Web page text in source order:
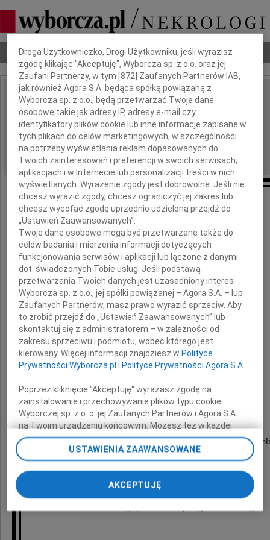
Nekrologi Odeszli Poradnik pogrzebowy
IMIĘ I NAZWISKO: Maria Berzyńska
REGION: cała Polska
DATA EMISJI: 06.03.2024
Z ogromnym smutkiem zawiadamiamy,
że 3 marca 2024 roku zmarła
nasza kochana Mama, Babcia i Prababcia
Maria Berzyńska
lat 89
Uroczystość pogrzebowa rozpocznie się
w kaplicy cmentarnej - wejście od ul. Białej w
8 marca 2024 roku o godzinie 11:00.
Po uroczystości nastąpi odprowadzenie
Dbamy o Twoją prywatność
Droga Użytkowniczko, Drogi Użytkowniku, jeśli wyrazisz
zgodę klikając "Akceptuję", Wyborcza sp. z o.o. oraz jej
Zaufani Partnerzy, w tym [872] Zaufanych Partnerów IAB,
jak również Agora S.A. będąca spółką powiązaną z
Wyborcza sp. z o.o., będą przetwarzać Twoje dane
osobowe takie jak adresy IP, adresy e-mail czy
identyfikatory plików cookie lub inne informacje zapisane w
tych plikach do celów marketingowych, w szczególności
na potrzeby wyświetlania reklam dopasowanych do
Twoich zainteresowań i preferencji w swoich serwisach,
aplikacjach i w Internecie lub personalizacji treści w nich
wyświetlanych. Wyrażenie zgody jest dobrowolne. Jeśli nie
chcesz wyrazić zgody, chcesz ograniczyć jej zakres lub
chcesz wycofać zgodę uprzednio udzieloną przejdź do
„Ustawień Zaawansowanych”.
Twoje dane osobowe mogą być przetwarzane także do
celów badania i mierzenia informacji dotyczących
funkcjonowania serwisów i aplikacji lub łączone z danymi
dot. świadczonych Tobie usług. Jeśli podstawą
przetwarzania Twoich danych jest uzasadniony interes
Wyborcza sp. z o.o., jej spółki powiązanej – Agora S.A. – lub
Zaufanych Partnerów, masz prawo wyrazić sprzeciw. Aby
to zrobić przejdź do „Ustawień Zaawansowanych” lub
skontaktuj się z administratorem – w zależności od
zakresu sprzeciwu i podmiotu, wobec którego jest
kierowany. Więcej informacji znajdziesz wPolityce
Prywatności Wyborcza.pl iPolityce Prywatności Agora S.A.
Poprzez kliknięcie "Akceptuję" wyrażasz zgodę na
zainstalowanie i przechowywanie plików typu cookie
Wyborczej sp. z o. o. jej Zaufanych Partnerów i Agora S.A.
na Twoim urządzeniu końcowym. Możesz też w każdej
chwili zmienić swoje preferencje dot. plików cookie,
ponownie wywołując narzędzie do zarządzania Twoimi
preferencjami dot. przetwarzania danych poprzez
odnośnik „Ustawienia prywatności” w stopce serwisu i
przechodząc do sekcji „Ustawienia zaawansowane”.
Zmiana ustawień plików cookie możliwa jest także za
pomocą ustawień przeglądarki.
USTAWIENIA ZAAWANSOWANE
AKCEPTUJĘ